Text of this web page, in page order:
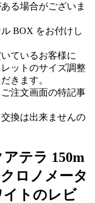
る場合がございま
BOX をお付けし
ているお客様に
ットのサイズ調整
きます。
注文画面の特記事
換は出来ませんの
テラ 150m
ロノメータ
イトのレビ